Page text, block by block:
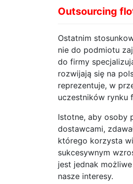
Outsourcing
Ostatnim
nie do podmiotu
do firmy
rozwijają się na
reprezentuje, w
uczestników rynku
Istotne, aby osoby
dostawcami,
którego korzysta
sukcesywnym
jest jednak
nasze interesy.